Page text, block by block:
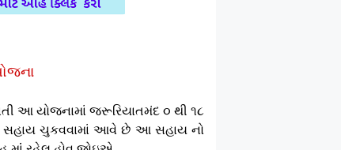
આ યોજનામાં જરૂરિયાતમંદ ૦ થી ૧૮
સહાય ચુકવવામાં આવે છે આ સહાય નો